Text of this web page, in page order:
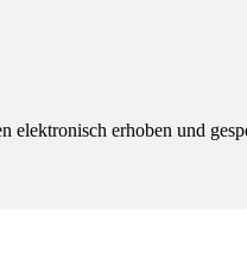
elektronisch erhoben und